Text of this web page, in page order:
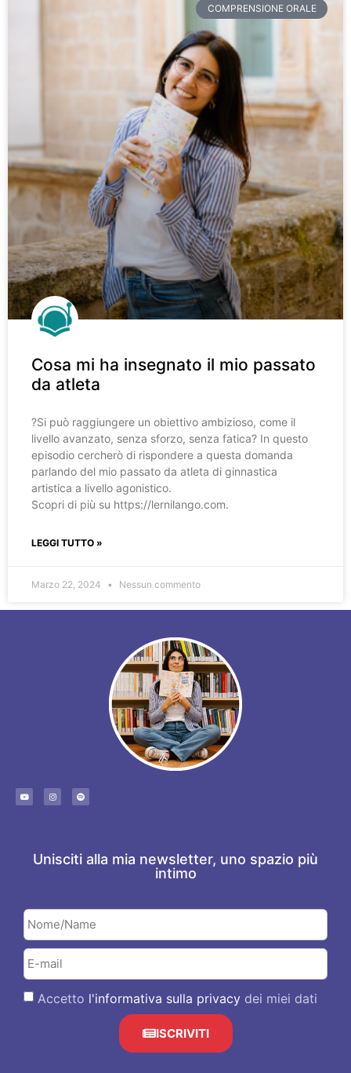
COMPRENSIONE ORALE
Cosa mi ha insegnato il mio passato
da atleta
?️Si può raggiungere un obiettivo ambizioso, come il
livello avanzato, senza sforzo, senza fatica? In questo
episodio cercherò di rispondere a questa domanda
parlando del mio passato da atleta di ginnastica
artistica a livello agonistico.
Scopri di più su https://lernilango.com.
LEGGI TUTTO »
Marzo 22, 2024 Nessun commento
Unisciti alla mia newsletter, uno spazio più
intimo
Accetto l'informativa sulla privacy dei miei dati
ISCRIVITI